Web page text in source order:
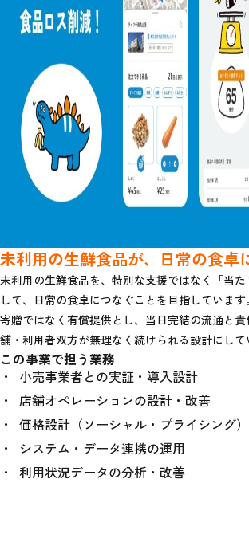
未利用の生鮮食品が、日常の食卓
未利用の生鮮食品を、特別な支援ではなく「当
して、日常の食卓につなぐことを目指しています。
寄贈ではなく有償提供とし、当日完結の流通と
舗・利用者双方が無理なく続けられる設計にして
この事業で担う業務
小売事業者との実証・導入設計
店舗オペレーションの設計・改善
価格設計（ソーシャル・プライシング）
システム・データ連携の運用
利用状況データの分析・改善